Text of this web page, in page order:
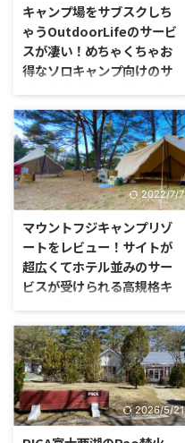
キャンプ場をサブスクしち
ゃうOutdoorLifeのサービ
スが凄い！めちゃくちゃお
得なソロキャンプ向けのサ
の概要を紹介！！
「今週は連休だから連泊キャンプ
しちゃおうかな。」って、そんな
時に気にしちゃうのが、キャンプ
場選び。 ちょっときれいなキャ
ンプ場に泊まると、結構な金額を
払うことになってしまいますよ
ね。
2022/7/7
マウントフジキャンプリゾ
ートをレビュー！サイトが
超広くてホテル並みのサー
ビスが受けられる高規格キ
トサイトを中心に紹介
テレビ番組で見たキャンプ場は、
サイト一面にグリーンが広がり、
凄くキレイで快適そうでした。
そのキャンプ場を調べてみると、
2020年の夏にオープンしたばか
りのマウントフジキャンプリゾー
2026/5/21